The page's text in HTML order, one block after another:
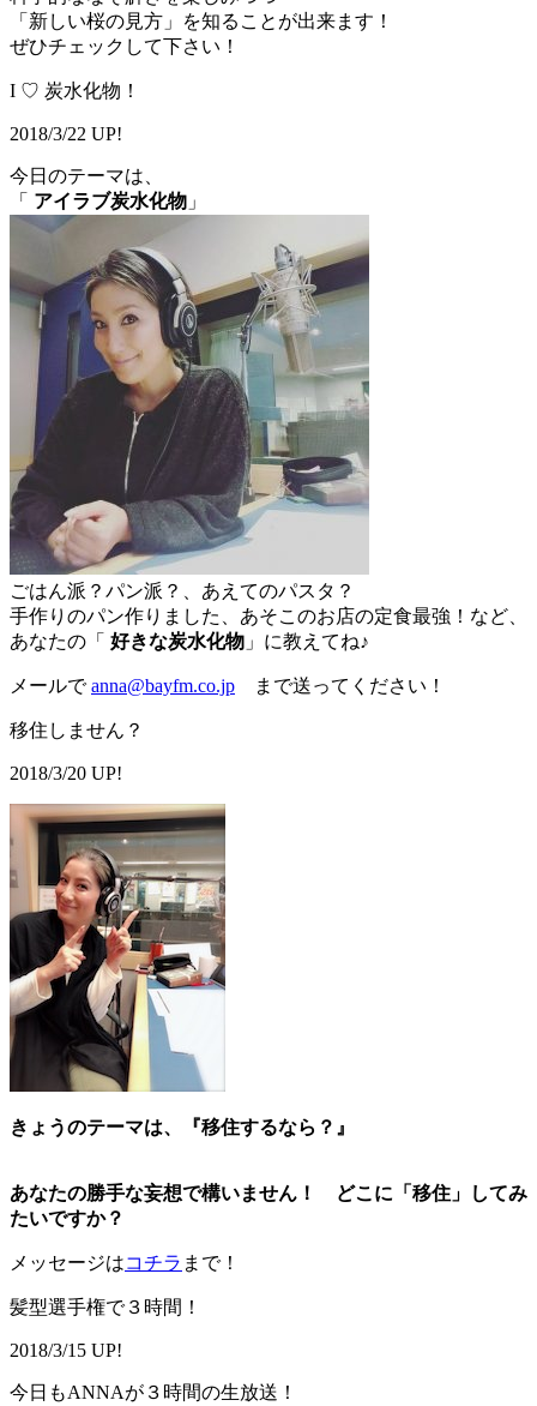
「新しい桜の見方」を知ることが出来ます！
ぜひチェックして下さい！
I ♡ 炭水化物！
2018/3/22 UP!
今日のテーマは、
「 アイラブ炭水化物 」
ごはん派？パン派？、あえてのパスタ？
手作りのパン作りました、あそこのお店の定食最強！など、
あなたの「 好きな炭水化物 」に教えてね♪
メールでanna@bayfm.co.jp まで送ってください！
移住しません？
2018/3/20 UP!
きょうのテーマは、 『移住するなら？』
あなたの勝手な妄想で構いません！ どこに「移住」してみ
たいですか？
メッセージはコチラ まで！
髪型選手権で３時間！
2018/3/15 UP!
今日もANNAが３時間の生放送！